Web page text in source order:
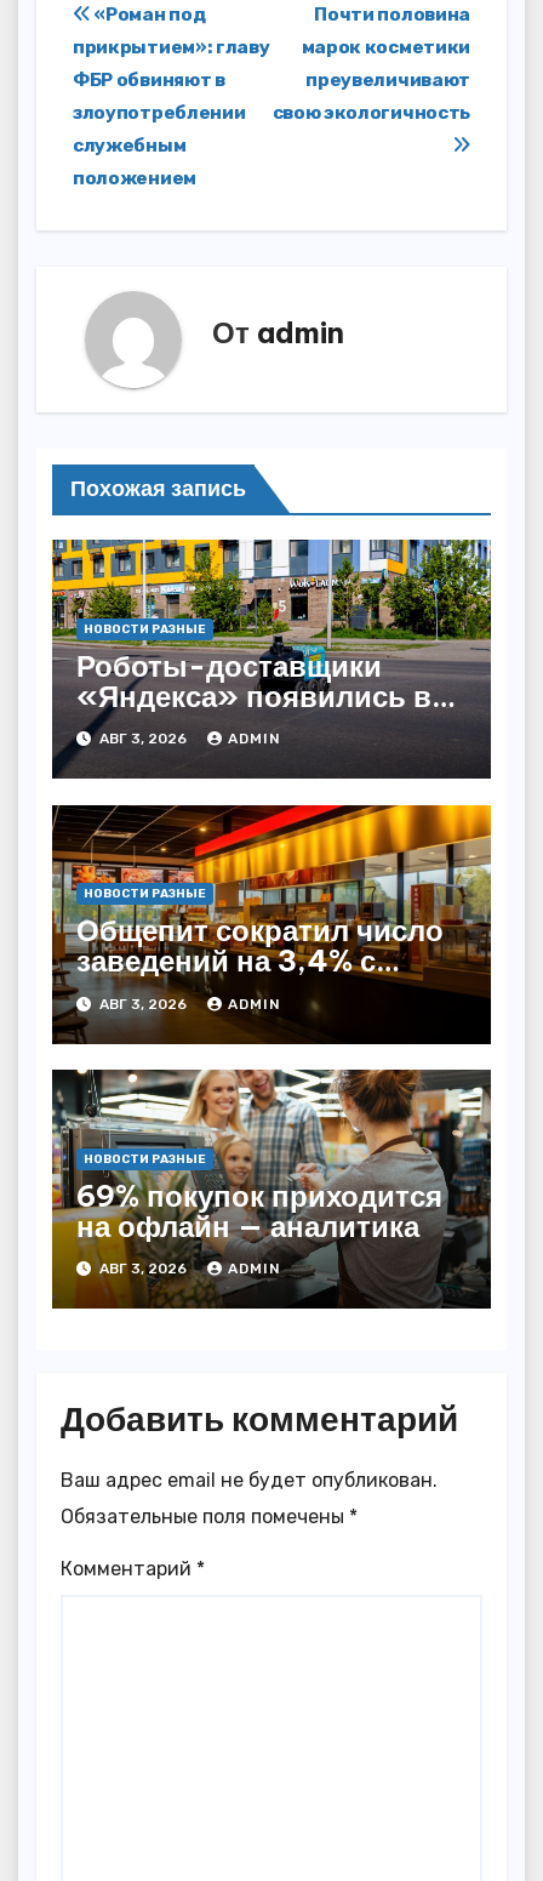
Навигация
по
записям
Почти половина
марок косметики
преувеличивают
свою экологичность
«Роман под
прикрытием»: главу
ФБР обвиняют в
злоупотреблении
служебным
положением
От admin
Похожая запись
НОВОСТИ РАЗНЫЕ
Роботы-доставщики
«Яндекса» появились в
Казахстане
АВГ 3, 2026 ADMIN
НОВОСТИ РАЗНЫЕ
Общепит сократил число
заведений на 3,4% с
начала года — INFOLine
АВГ 3, 2026 ADMIN
НОВОСТИ РАЗНЫЕ
69% покупок приходится
на офлайн — аналитика
АВГ 3, 2026 ADMIN
Добавить комментарий
Ваш адрес email не будет опубликован.
Обязательные поля помечены *
Комментарий *